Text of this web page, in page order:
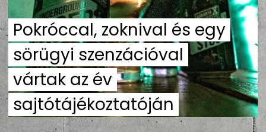
Pokróccal, zoknival és egy
sörügyi szenzációval
vártak az év
sajtótájékoztatóján